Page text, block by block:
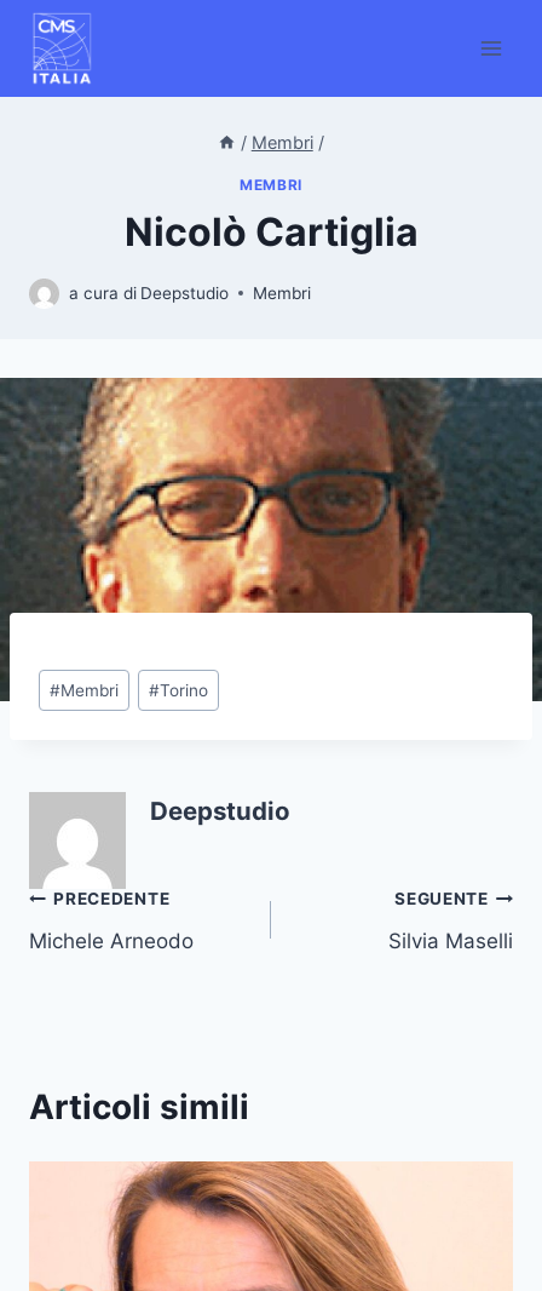
/ Membri /
MEMBRI
Nicolò Cartiglia
a cura di Deepstudio Membri
#Membri #Torino
Deepstudio
PRECEDENTE
Michele Arneodo
SEGUENTE
Silvia Maselli
Articoli simili